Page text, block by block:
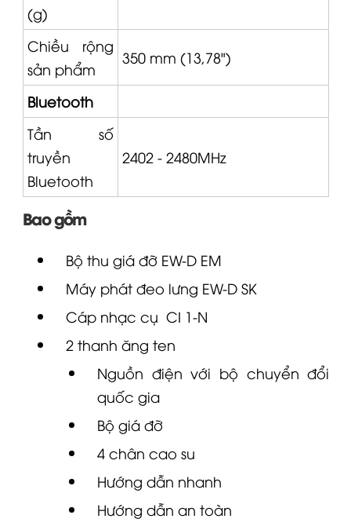
(g)
Chiều rộng
sản phẩm
350 mm (13,78")
Bluetooth
Tần số
truyền
Bluetooth
2402 - 2480MHz
Bao gồm
Bộ thu giá đỡ EW-DEM
Máy phát đeo lưng EW-DSK
Cáp nhạc cụ CI 1-N
2 thanh ăng ten
Nguồn điện với bộ chuyển đổi
quốc gia
Bộ giá đỡ
4 chân cao su
Hướng dẫn nhanh
Hướng dẫn an toàn